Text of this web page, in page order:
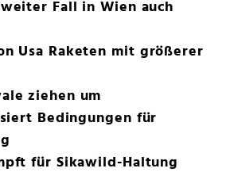
Fall in Wien auch
Usa Raketen mit größerer
ziehen um
Bedingungen für
für Sikawild-Haltung